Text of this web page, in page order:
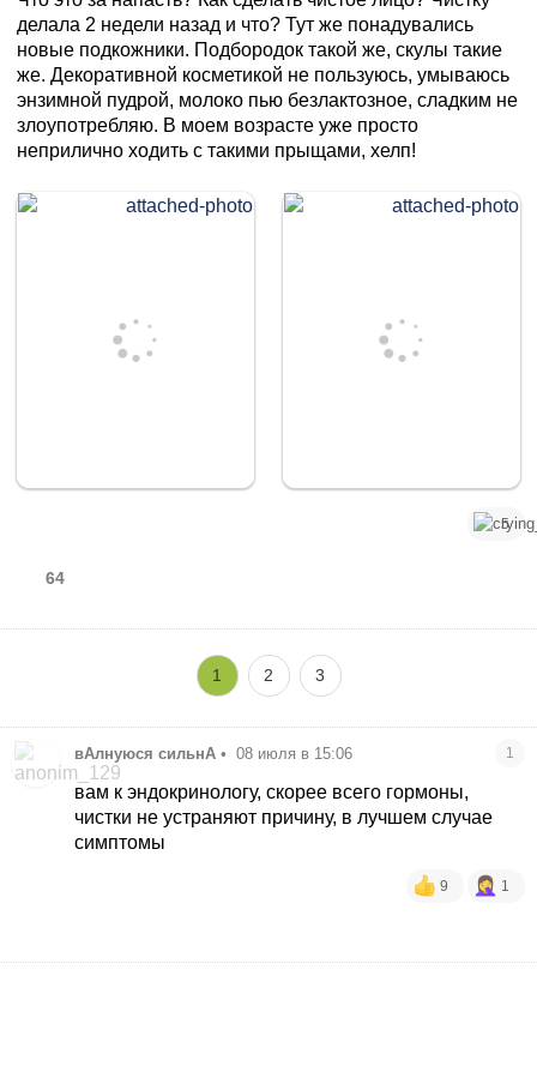
делала 2 недели назад и что? Тут же понадувались
новые подкожники. Подбородок такой же, скулы такие
же. Декоративной косметикой не пользуюсь, умываюсь
энзимной пудрой, молоко пью безлактозное, сладким не
злоупотребляю. В моем возрасте уже просто
неприлично ходить с такими прыщами, хелп!
5
64
1 2 3
вАлнуюся сильнА • 08 июля в 15:06 1
вам к эндокринологу, скорее всего гормоны,
чистки не устраняют причину, в лучшем случае
симптомы
9 1